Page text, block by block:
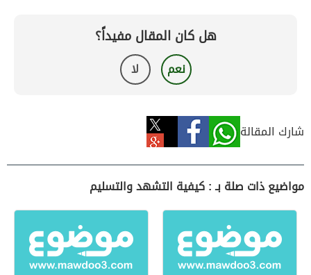
هل كان المقال مفيداً؟
نعم لا
شارك المقالة
مواضيع ذات صلة بـ : كيفية التشهد والتسليم